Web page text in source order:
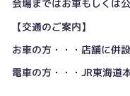
会場まではお車もしくは
【交通のご案内】
お車の方・・・店舗に併
電車の方・・・JR東海道